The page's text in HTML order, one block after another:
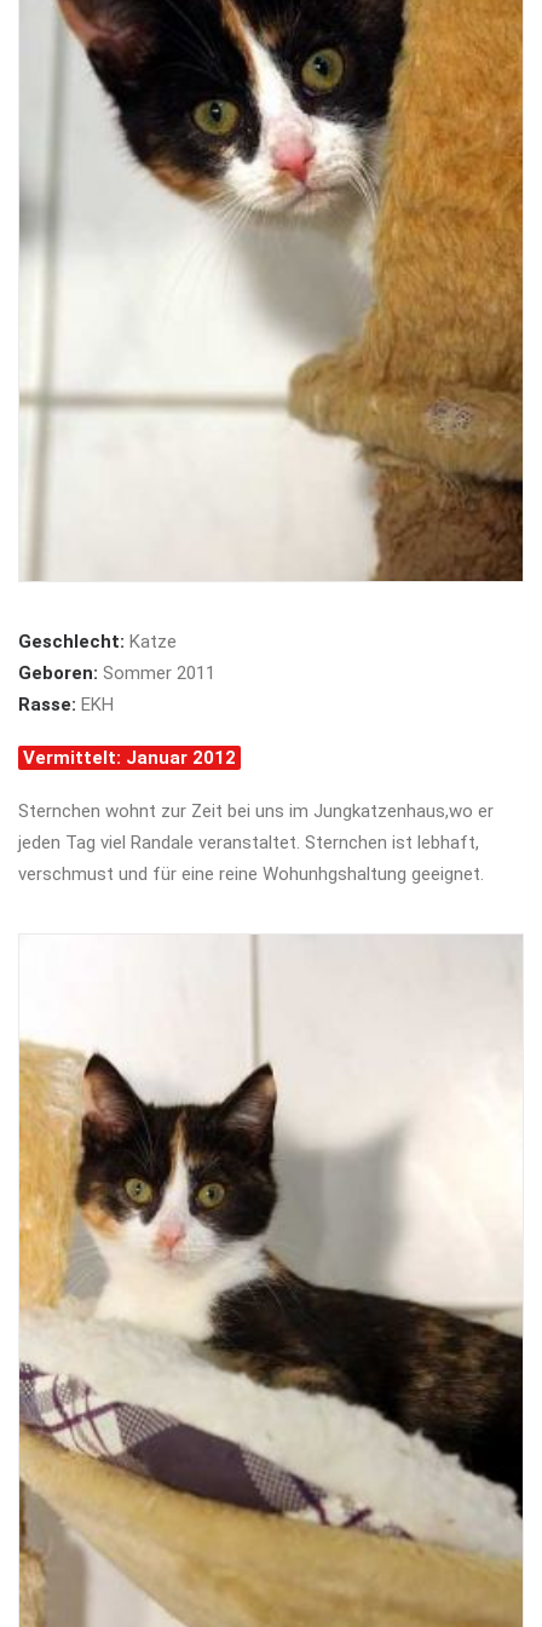
Geschlecht: Katze
Geboren: Sommer 2011
Rasse: EKH
Vermittelt: Januar 2012
Sternchen wohnt zur Zeit bei uns im Jungkatzenhaus,wo er
jeden Tag viel Randale veranstaltet. Sternchen ist lebhaft,
verschmust und für eine reine Wohunhgshaltung geeignet.